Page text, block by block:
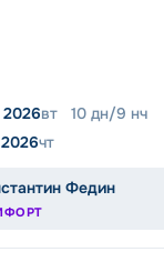
2026вт 10 дн/9 нч
чт
Федин